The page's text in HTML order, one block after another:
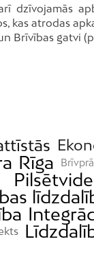
dzīvojamās
kas atrodas
Brīvības gatvi
Rīga
Pilsētvide